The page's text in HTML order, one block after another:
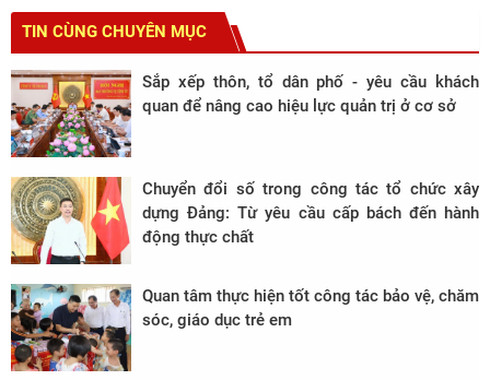
TIN CÙNG CHUYÊN MỤC
Sắp xếp thôn, tổ dân phố - yêu cầu khách
quan để nâng cao hiệu lực quản trị ở cơ sở
Chuyển đổi số trong công tác tổ chức xây
dựng Đảng: Từ yêu cầu cấp bách đến hành
động thực chất
Quan tâm thực hiện tốt công tác bảo vệ, chăm
sóc, giáo dục trẻ em